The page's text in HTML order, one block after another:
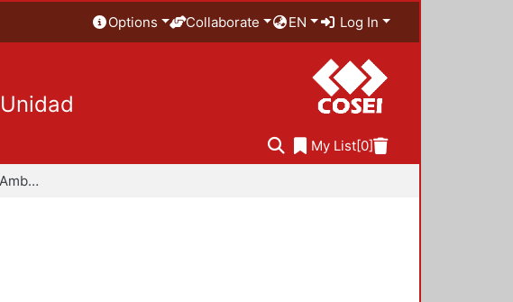
Options Collaborate EN Log In
My List[0]
Ciencias e Ingeniería Ambientales